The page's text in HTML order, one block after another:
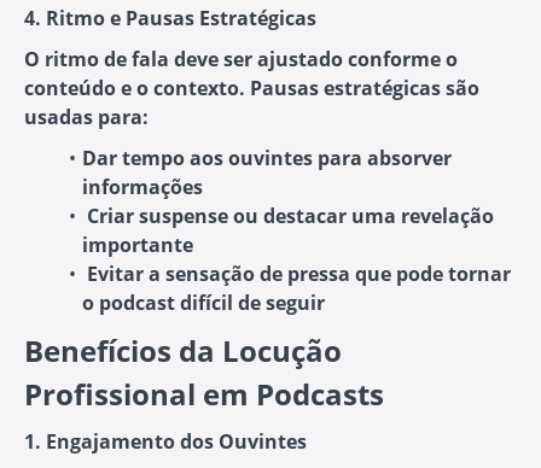
4. Ritmo e Pausas Estratégicas
O ritmo de fala deve ser ajustado conforme o
conteúdo e o contexto. Pausas estratégicas são
usadas para:
Dar tempo aos ouvintes para absorver
informações
Criar suspenseou destacar uma revelação
importante
Evitar a sensação de pressa que pode tornar
o podcast difícil de seguir
Benefícios da Locução
Profissional em Podcasts
1. Engajamento dos Ouvintes